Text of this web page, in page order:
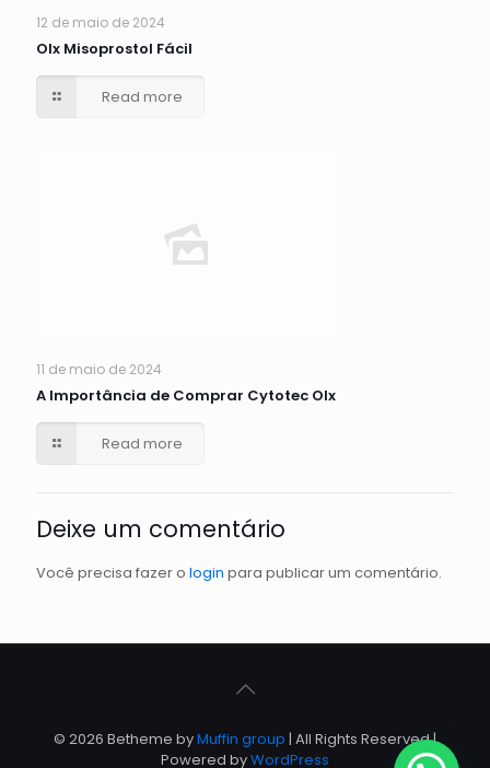
12 de maio de 2024
Olx Misoprostol Fácil
Read more
11 de maio de 2024
A Importância de Comprar Cytotec Olx
Read more
Deixe um comentário
Você precisa fazer o login para publicar um comentário.
© 2026 Betheme byMuffin group | All Rights Reserved |
Powered byWordPress